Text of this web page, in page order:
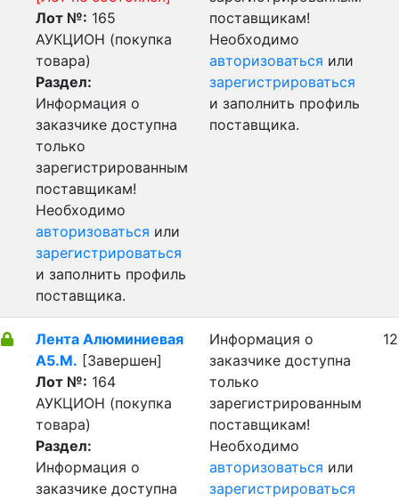
Лот №: 165
АУКЦИОН (покупка
товара)
Раздел:
Информация о
заказчике доступна
только
зарегистрированным
поставщикам!
Необходимо
авторизоваться или
зарегистрироваться
и заполнить профиль
поставщика.
поставщикам!
Необходимо
авторизоваться или
зарегистрироваться
и заполнить профиль
поставщика.
Лента Алюминиевая
А5.М. [Завершен]
Лот №: 164
АУКЦИОН (покупка
товара)
Раздел:
Информация о
заказчике доступна
Информация о
заказчике доступна
только
зарегистрированным
поставщикам!
Необходимо
авторизоваться или
зарегистрироваться